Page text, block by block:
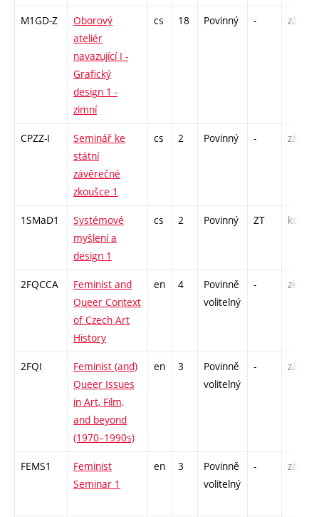
M1GD-Z
Oborový
ateliér
navazující I -
Grafický
design 1 -
zimní
cs 18 Povinný - zá,zk
CPZZ-I
Seminář ke
státní
závěrečné
zkoušce 1
cs 2 Povinný - zá
1SMaD1
Systémové
myšlení a
design 1
cs 2 Povinný ZT kol
2FQCCA
Feminist and
Queer Context
of Czech Art
History
en 4
Povinně
volitelný
- zk
2FQI
Feminist (and)
Queer Issues
in Art, Film,
and beyond
(1970–1990s)
en 3
Povinně
volitelný
- zá
FEMS1
Feminist
Seminar 1
en 3
Povinně
volitelný
- zá